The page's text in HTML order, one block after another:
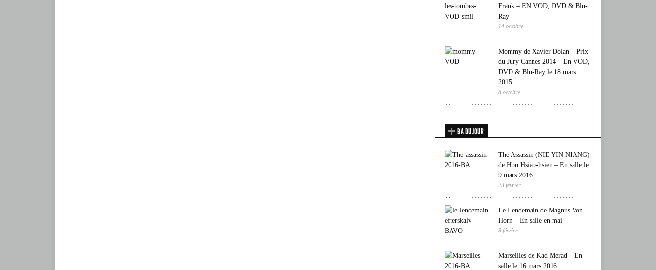
Frank – EN VOD, DVD & Blu-
Ray
14 octobre
Mommy de Xavier Dolan – Prix
du Jury Cannes 2014 – En VOD,
DVD & Blu-Ray le 18 mars
2015
8 octobre
BA DU JOUR
The Assassin (NIE YIN NIANG)
de Hou Hsiao-hsien – En salle le
9 mars 2016
23 février
Le Lendemain de Magnus Von
Horn – En salle en mai
8 février
Marseilles de Kad Merad – En
salle le 16 mars 2016